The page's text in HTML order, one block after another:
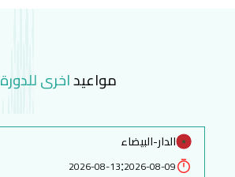
مواعيداخرى للدورة
الدار-البيضاء
2026-08-09
:
2026-08-13